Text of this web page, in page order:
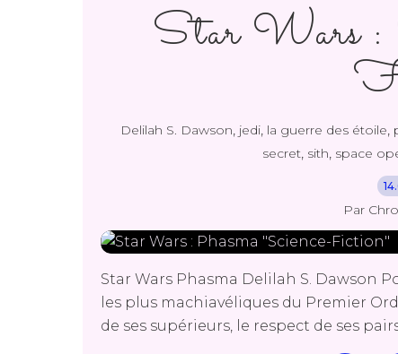
Star Wars :
Delilah S. Dawson, jedi, la guerre des étoile,
secret, sith, space
Par
Star Wars Phasma Delilah S. Dawson
les plus machiavéliques du Premier
de ses supérieurs, le respect de ses